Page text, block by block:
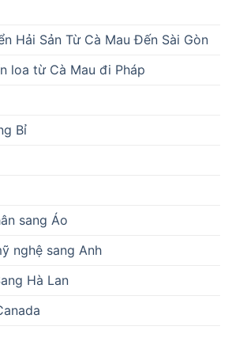
Hải Sản Từ Cà Mau Đến Sài Gòn
loa từ Cà Mau đi Pháp
Bỉ
sang Áo
nghệ sang Anh
Hà Lan